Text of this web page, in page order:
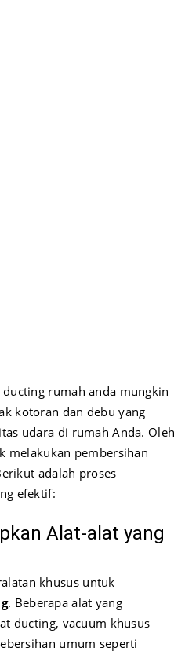
rumah anda mungkin
kotoran dan debu yang
udara di rumah Anda. Oleh
melakukan pembersihan
adalah proses
efektif:
Alat-alat yang
khusus untuk
. Beberapa alat yang
ducting, vacuum khusus
umum seperti